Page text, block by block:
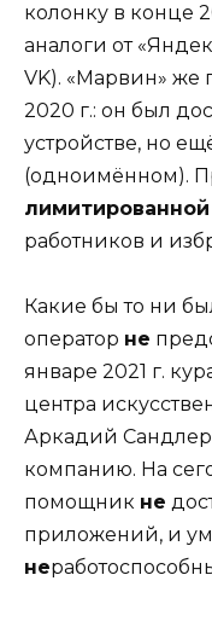
колонку в конце
аналоги от
VK). «Марвин» же
2020 г.: он был
устройстве, но
(одноимённом).
работников и
Какие бы то ни
оператор не
январе 2021 г.
центра
Аркадий Сандлер
компанию. На
помощник не
приложений, и
не